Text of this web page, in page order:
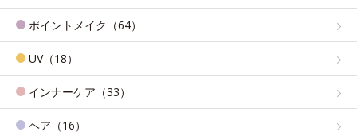
ポイントメイク（64）
UV（18）
インナーケア（33）
ヘア（16）